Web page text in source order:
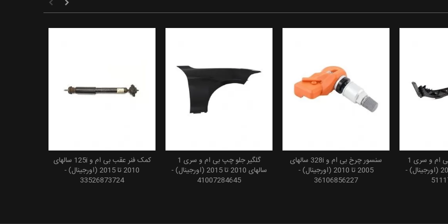
افزودن به سبد خرید کمک فنر عقب بی ام و 125i سالهای
2010 تا 2015 (اورجینال) -
33526873724
افزودن به سبد خرید
گلگیر جلو چپ بی ام و سری 1
سالهای 2010 تا 2015 (اورجینال) -
41007284645
افزودن به سبد خریدسنسور چرخ بی ام و 328i سالهای
2005 تا 2010 (اورجینال) -
36106856227
سبد خرید
براکت چراغ چپ بی ام و سری 1
سالهای 2005 تا 2013 (اورجینال) -